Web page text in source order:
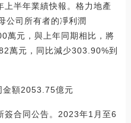
半年業績快報。格力地產
公司所有者的凈利潤
元，與上年同期相比，將
萬元，同比減少303.90%到
金額2053.75億元
簽合同公告。2023年1月至6